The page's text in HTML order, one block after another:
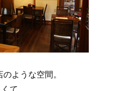
ような空間。
て、